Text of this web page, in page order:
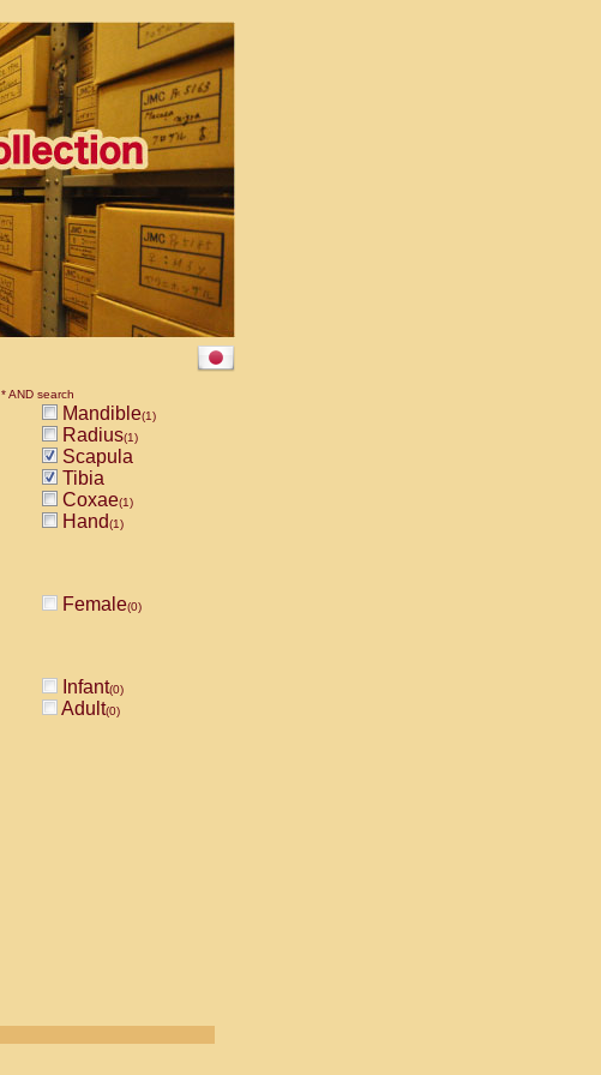
* AND search
Mandible(1)
Radius(1)
Scapula
Tibia
Coxae(1)
Hand(1)
Female(0)
Infant(0)
Adult(0)